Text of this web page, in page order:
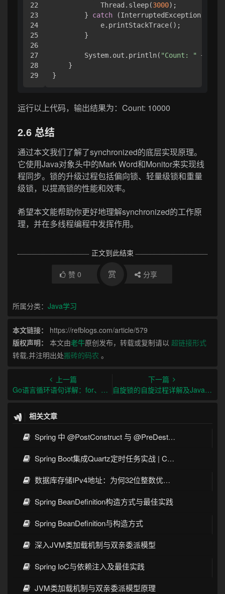
22
23
24
25
26
27
28
            Thread.sleep(
3000);
        }
catch (InterruptedException e) {
            e.printStackTrace();
        }
        System.out.println(
"Count: "
+
    }
运行以上代码，输出结果为：Count: 10000
2.6 总结
通过本文我们了解了synchronized的底层实现原理。
它使用Java对象头中的Mark Word和Monitor来实现线
程同步。锁的升级过程包括偏向锁、轻量级锁和重量
级锁，以提高锁的性能和效率。
希望本文能帮助你更好地理解synchronized的工作原
理，并在多线程编程中发挥作用。
正文到此结束
赞 0 赏 分享
所属分类： Java学习
本文链接：
https://refblogs.com/article/579
版权声明：
本文由老牛原创发布，转载或复制请以 超链接形式
转载,并注明出处搬砖的码农 。
上一篇
Go语言循环语句详解：for、while、range和高级用法
下一篇
自旋锁的自旋过程详解及Java实现示例
相关文章
Spring 中 @PostConstruct 与 @PreDestroy 的完整与实战
Spring Boot集成Quartz定时任务实战 | Cron表达式详解
数据库存储IPv4地址：为何32位整数优于字符串 | 性能分析
Spring BeanDefinition构造方式与最佳实践
Spring BeanDefinition与构造方式
深入JVM类加载机制与双亲委派模型
Spring IoC与依赖注入及最佳实践
JVM类加载机制与双亲委派模型原理